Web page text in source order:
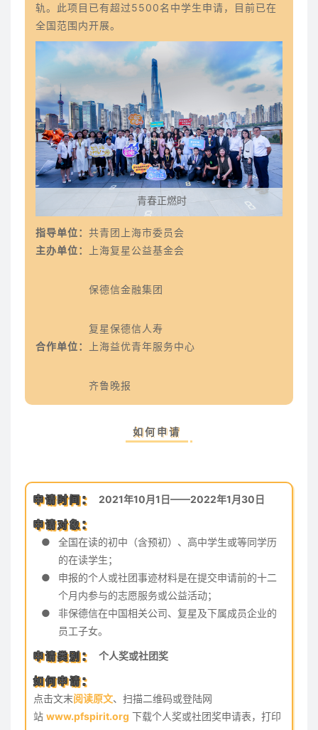
轨。此项目已有超过5500名中学生申请，目前已在
全国范围内开展。
青春正燃时
2021复星保德信青少年社区志愿奖颁奖典礼隆重举行
指导单位： 共青团上海市委员会
主办单位：
上海复星公益基金会
保德信金融集团
复星保德信人寿
合作单位：
上海益优青年服务中心
齐鲁晚报
如何申请
申请时间： 2021年10月1日——2022年1月30日
申请对象：
●
全国在读的初中（含预初）、高中学生或等同学历
的在读学生；
●
申报的个人或社团事迹材料是在提交申请前的十二
个月内参与的志愿服务或公益活动；
●
非保德信在中国相关公司、复星及下属成员企业的
员工子女。
申请类别： 个人奖或社团奖
如何申请：
点击文末阅读原文、扫描二维码或登陆网
站 www.pfspirit.org 下载个人奖或社团奖申请表，打印